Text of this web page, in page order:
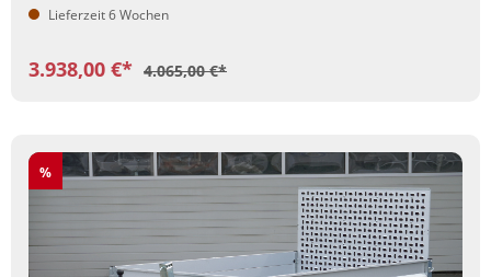
Lieferzeit 6 Wochen
3.938,00 €* 4.065,00 €*
Rabatt
%